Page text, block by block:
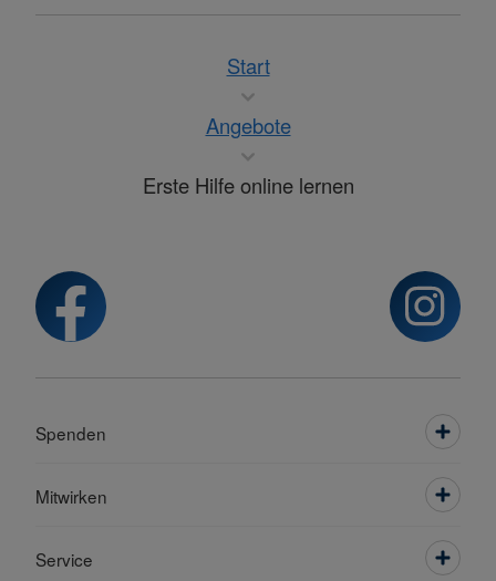
Start
Angebote
Erste Hilfe online lernen
Spenden
Mitwirken
Service